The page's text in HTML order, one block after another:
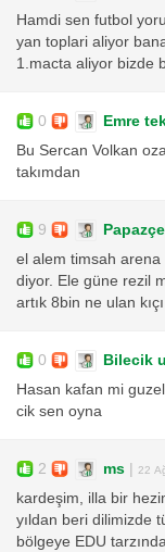
Hamdi sen futbol
yan toplari aliyor
1.macta aliyor bizde
0 Emre
Bu Sercan Volkan
takımdan
9
el alem timsah
diyor. Ele güne rezil
artık 8bin ne ulan
0 Bilecik
Hasan kafan mi
cik sen oyna
2 ms 22
kardeşim, illa bir
yıldan beri dilimizde
bölgeye EDU